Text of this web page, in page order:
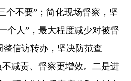
个不要”；简化现场督察，坚
个人”，最大程度减少对被督
信访转办，坚决防范查
减责、督察更增效。二是进